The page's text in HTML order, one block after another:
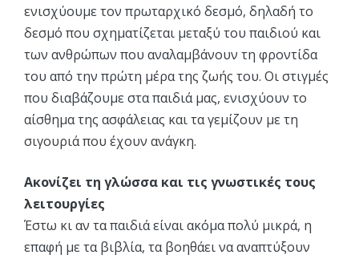
ενισχύουμε τον πρωταρχικό δεσμό, δηλαδή το
δεσμό που σχηματίζεται μεταξύ του παιδιού και
των ανθρώπων που αναλαμβάνουν τη φροντίδα
του από την πρώτη μέρα της ζωής του. Οι στιγμές
που διαβάζουμε στα παιδιά μας, ενισχύουν το
αίσθημα της ασφάλειας και τα γεμίζουν με τη
σιγουριά που έχουν ανάγκη.
Ακονίζει τη γλώσσα και τις γνωστικές τους
λειτουργίες
Έστω κι αν τα παιδιά είναι ακόμα πολύ μικρά, η
επαφή με τα βιβλία, τα βοηθάει να αναπτύξουν